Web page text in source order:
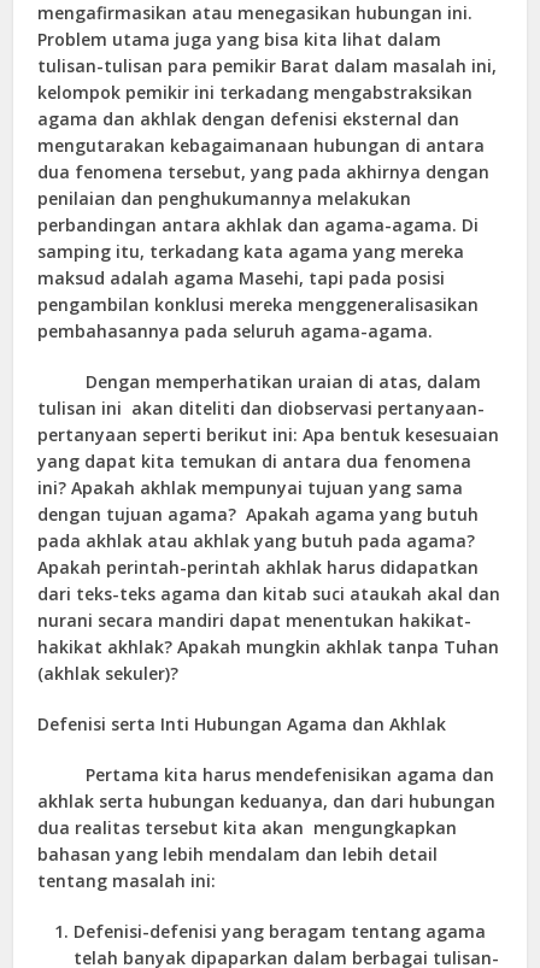
mengafirmasikan atau menegasikan hubungan ini.
Problem utama juga yang bisa kita lihat dalam
tulisan-tulisan para pemikir Barat dalam masalah ini,
kelompok pemikir ini terkadang mengabstraksikan
agama dan akhlak dengan defenisi eksternal dan
mengutarakan kebagaimanaan hubungan di antara
dua fenomena tersebut, yang pada akhirnya dengan
penilaian dan penghukumannya melakukan
perbandingan antara akhlak dan agama-agama. Di
samping itu, terkadang kata agama yang mereka
maksud adalah agama Masehi, tapi pada posisi
pengambilan konklusi mereka menggeneralisasikan
pembahasannya pada seluruh agama-agama.
Dengan memperhatikan uraian di atas, dalam
tulisan ini akan diteliti dan diobservasi pertanyaan-
pertanyaan seperti berikut ini: Apa bentuk kesesuaian
yang dapat kita temukan di antara dua fenomena
ini? Apakah akhlak mempunyai tujuan yang sama
dengan tujuan agama? Apakah agama yang butuh
pada akhlak atau akhlak yang butuh pada agama?
Apakah perintah-perintah akhlak harus didapatkan
dari teks-teks agama dan kitab suci ataukah akal dan
nurani secara mandiri dapat menentukan hakikat-
hakikat akhlak? Apakah mungkin akhlak tanpa Tuhan
(akhlak sekuler)?
Defenisi serta Inti Hubungan Agama dan Akhlak
Pertama kita harus mendefenisikan agama dan
akhlak serta hubungan keduanya, dan dari hubungan
dua realitas tersebut kita akan mengungkapkan
bahasan yang lebih mendalam dan lebih detail
tentang masalah ini:
Defenisi-defenisi yang beragam tentang agama
telah banyak dipaparkan dalam berbagai tulisan-